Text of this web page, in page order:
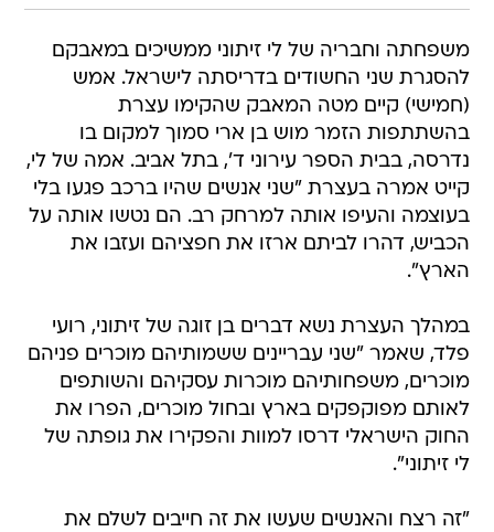
משפחתה וחבריה של לי זיתוני ממשיכים במאבקם
להסגרת שני החשודים בדריסתה לישראל. אמש
(חמישי) קיים מטה המאבק שהקימו עצרת
בהשתתפות הזמר מוש בן ארי סמוך למקום בו
נדרסה, בבית הספר עירוני ד', בתל אביב. אמה של לי,
קייט אמרה בעצרת "שני אנשים שהיו ברכב פגעו בלי
בעוצמה והעיפו אותה למרחק רב. הם נטשו אותה על
הכביש, דהרו לביתם ארזו את חפציהם ועזבו את
הארץ".
במהלך העצרת נשא דברים בן זוגה של זיתוני, רועי
פלד, שאמר "שני עבריינים ששמותיהם מוכרים פניהם
מוכרים, משפחותיהם מוכרות עסקיהם והשותפים
לאותם מפוקפקים בארץ ובחול מוכרים, הפרו את
החוק הישראלי דרסו למוות והפקירו את גופתה של
לי זיתוני".
"זה רצח והאנשים שעשו את זה חייבים לשלם את